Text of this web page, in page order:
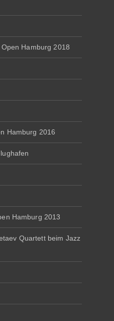
Hamburg 2018
Hamburg 2016
Hamburg 2013
Quartett beim Jazz